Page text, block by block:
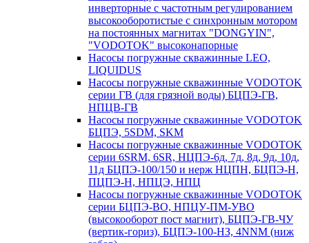
инверторные с частотным регулированием
высокооборотистые с синхронным мотором
на постоянных магнитах "DONGYIN",
"VODOTOK" высоконапорные
Насосы погружные скважинные LEO,
LIQUIDUS
Насосы погружные скважинные VODOTOK
серии ГВ (для грязной воды) БЦПЭ-ГВ,
НПЦВ-ГВ
Насосы погружные скважинные VODOTOK
БЦПЭ, 5SDM, SKM
Насосы погружные скважинные VODOTOK
серии 6SRM, 6SR, НЦПЭ-6д, 7д, 8д, 9д, 10д,
11д БЦПЭ-100/150 и нерж НЦПН, БЦПЭ-Н,
ПЦПЭ-Н, НПЦЭ, НПЦ
Насосы погружные скважинные VODOTOK
серии БЦПЭ-ВО, НПЦУ-ПМ-УВО
(высокооборот пост магнит), БЦПЭ-ГВ-ЧУ
(вертик-гориз), БЦПЭ-100-НЗ, 4NNM (ниж